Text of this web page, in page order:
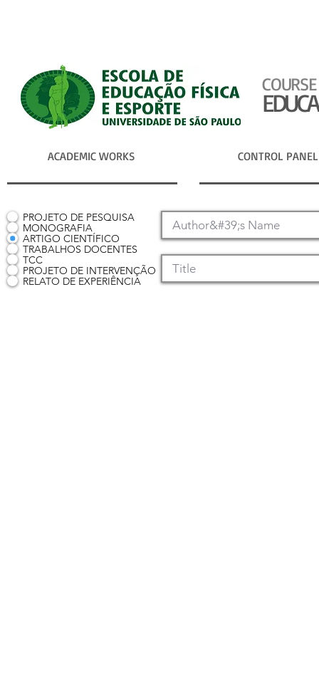
COURSE
PROJETO DE PESQUISA
MONOGRAFIA
ARTIGO CIENTÍFICO
TRABALHOS DOCENTES
TCC
PROJETO DE INTERVENÇÃO
RELATO DE EXPERIÊNCIA
ACADEMIC WORKS CONTROL PANEL